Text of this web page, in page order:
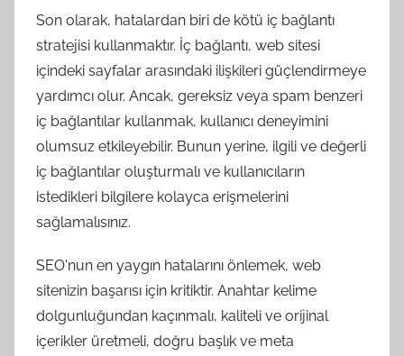
Son olarak, hatalardan biri de kötü iç bağlantı
stratejisi kullanmaktır. İç bağlantı, web sitesi
içindeki sayfalar arasındaki ilişkileri güçlendirmeye
yardımcı olur. Ancak, gereksiz veya spam benzeri
iç bağlantılar kullanmak, kullanıcı deneyimini
olumsuz etkileyebilir. Bunun yerine, ilgili ve değerli
iç bağlantılar oluşturmalı ve kullanıcıların
istedikleri bilgilere kolayca erişmelerini
sağlamalısınız.
SEO'nun en yaygın hatalarını önlemek, web
sitenizin başarısı için kritiktir. Anahtar kelime
dolgunluğundan kaçınmalı, kaliteli ve orijinal
içerikler üretmeli, doğru başlık ve meta